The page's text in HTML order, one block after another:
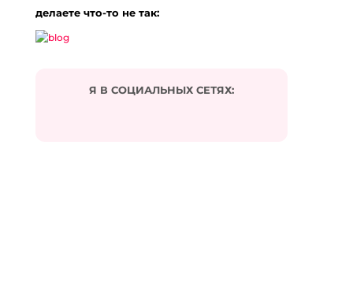
делаете что-то не так:
Я В СОЦИАЛЬНЫХ СЕТЯХ: